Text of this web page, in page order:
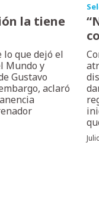
la tiene
que dejó el
Mundo y
Gustavo
aclaró